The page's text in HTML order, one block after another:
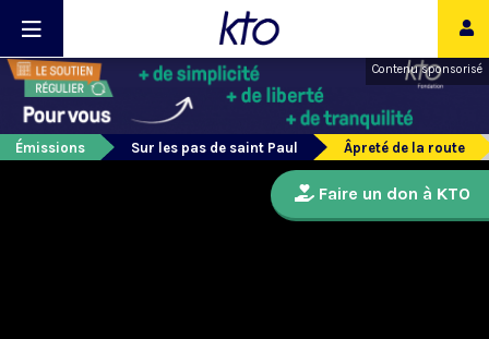
Contenu sponsorisé
Émissions Sur les pas de saint Paul Âpreté de la route
Faire un don à KTO